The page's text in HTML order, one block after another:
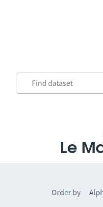
Le
Order by